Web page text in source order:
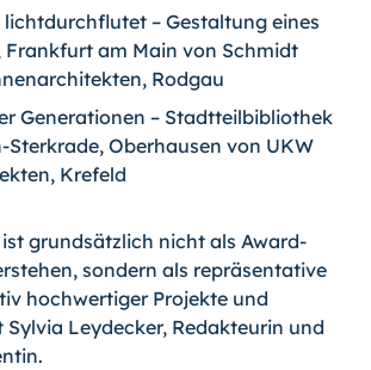
lichtdurchflutet – Gestaltung eines
Frankfurt am Main von Schmidt
Rodgau
Generationen – Stadtteilbibliothek
Sterkrade, Oberhausen von UKW
Krefeld
grundsätzlich nicht als Award-
sondern als repräsentative
hochwertiger Projekte und
Sylvia Leydecker, Redakteurin und